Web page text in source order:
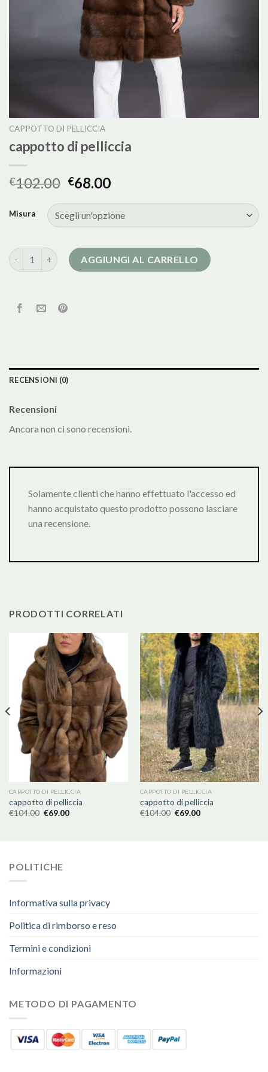
CAPPOTTO DI PELLICCIA
cappotto di pelliccia
€102.00 €68.00
Misura
cappotto di pelliccia quantitàAGGIUNGI AL CARRELLO
RECENSIONI (0)
Recensioni
Ancora non ci sono recensioni.
Solamente clienti che hanno effettuato l'accesso ed
hanno acquistato questo prodotto possono lasciare
una recensione.
PRODOTTI CORRELATI
CAPPOTTO DI PELLICCIA
cappotto di pelliccia
€104.00 €69.00
CAPPOTTO DI PELLICCIA
cappotto di pelliccia
€104.00 €69.00
POLITICHE
Informativa sulla privacy
Politica di rimborso e reso
Termini e condizioni
Informazioni
METODO DI PAGAMENTO